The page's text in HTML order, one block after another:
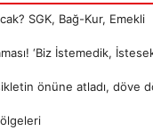
SGK, Bağ-Kur, Emekli
‘Biz İstemedik,
önüne atladı, döve